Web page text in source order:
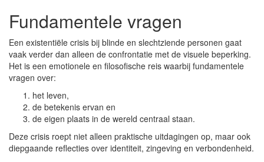
Fundamentele vragen
Een existentiële crisis bij blinde en slechtziende personen gaat
vaak verder dan alleen de confrontatie met de visuele beperking.
Het is een emotionele en filosofische reis waarbij fundamentele
vragen over:
het leven,
de betekenis ervan en
de eigen plaats in de wereld centraal staan.
Deze crisis roept niet alleen praktische uitdagingen op, maar ook
diepgaande reflecties over identiteit, zingeving en verbondenheid.